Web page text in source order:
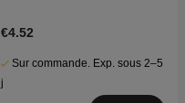
€4.52
Sur commande. Exp. sous 2–5
j